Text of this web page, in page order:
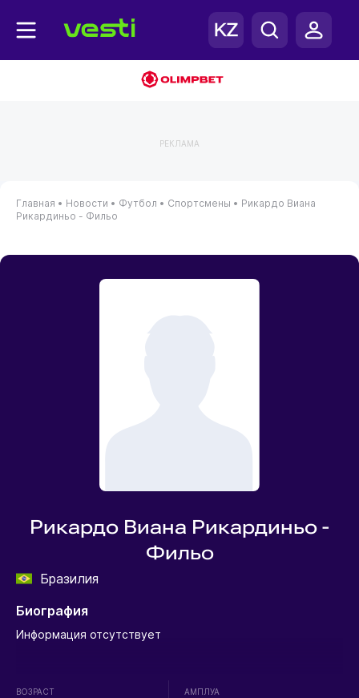
РЕКЛАМА
Главная • Новости • Футбол • Спортсмены • Рикардо Виана
Рикардиньо - Фильо
Рикардо Виана Рикардиньо -
Фильо
Бразилия
Биография
Информация отсутствует
ВОЗРАСТ АМПЛУА